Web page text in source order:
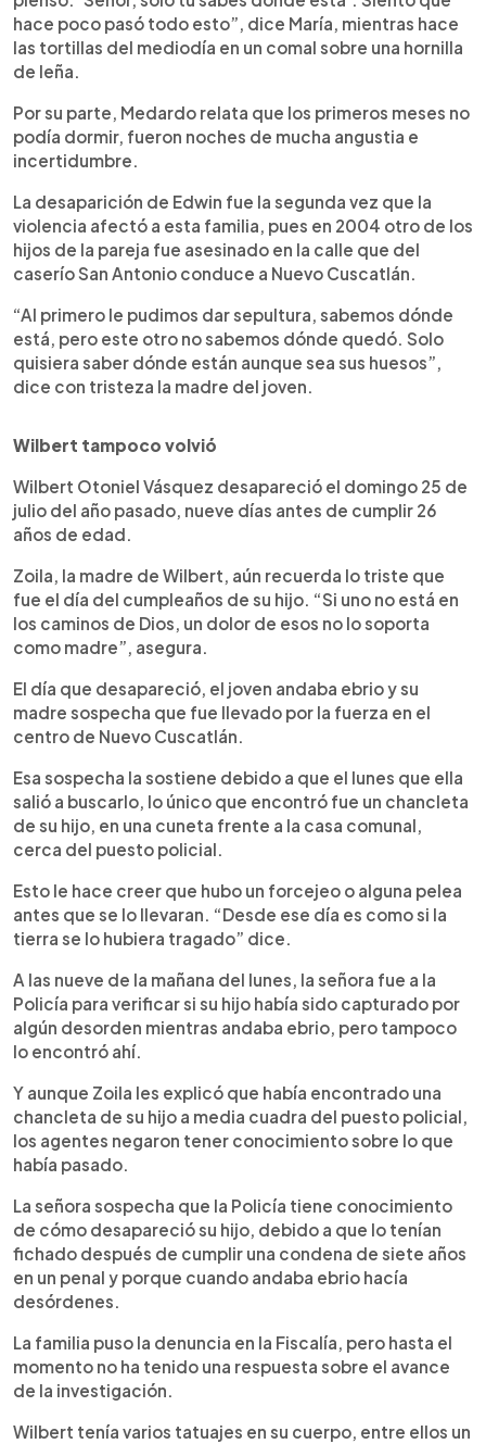
hace poco pasó todo esto”, dice María, mientras hace
las tortillas del mediodía en un comal sobre una hornilla
de leña.
Por su parte, Medardo relata que los primeros meses no
podía dormir, fueron noches de mucha angustia e
incertidumbre.
La desaparición de Edwin fue la segunda vez que la
violencia afectó a esta familia, pues en 2004 otro de los
hijos de la pareja fue asesinado en la calle que del
caserío San Antonio conduce a Nuevo Cuscatlán.
“Al primero le pudimos dar sepultura, sabemos dónde
está, pero este otro no sabemos dónde quedó. Solo
quisiera saber dónde están aunque sea sus huesos”,
dice con tristeza la madre del joven.
Wilbert tampoco volvió
Wilbert Otoniel Vásquez desapareció el domingo 25 de
julio del año pasado, nueve días antes de cumplir 26
años de edad.
Zoila, la madre de Wilbert, aún recuerda lo triste que
fue el día del cumpleaños de su hijo. “Si uno no está en
los caminos de Dios, un dolor de esos no lo soporta
como madre”, asegura.
El día que desapareció, el joven andaba ebrio y su
madre sospecha que fue llevado por la fuerza en el
centro de Nuevo Cuscatlán.
Esa sospecha la sostiene debido a que el lunes que ella
salió a buscarlo, lo único que encontró fue un chancleta
de su hijo, en una cuneta frente a la casa comunal,
cerca del puesto policial.
Esto le hace creer que hubo un forcejeo o alguna pelea
antes que se lo llevaran. “Desde ese día es como si la
tierra se lo hubiera tragado” dice.
A las nueve de la mañana del lunes, la señora fue a la
Policía para verificar si su hijo había sido capturado por
algún desorden mientras andaba ebrio, pero tampoco
lo encontró ahí.
Y aunque Zoila les explicó que había encontrado una
chancleta de su hijo a media cuadra del puesto policial,
los agentes negaron tener conocimiento sobre lo que
había pasado.
La señora sospecha que la Policía tiene conocimiento
de cómo desapareció su hijo, debido a que lo tenían
fichado después de cumplir una condena de siete años
en un penal y porque cuando andaba ebrio hacía
desórdenes.
La familia puso la denuncia en la Fiscalía, pero hasta el
momento no ha tenido una respuesta sobre el avance
de la investigación.
Wilbert tenía varios tatuajes en su cuerpo, entre ellos un